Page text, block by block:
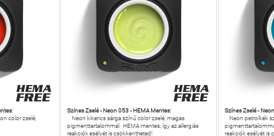
color zselé,
Színes Zselé - Neon 053 - HEMA Mentes:
Neon kikerics sárga színű color zselé, magas
pigmenttartalommal. HEMA mentes, így az allergiás
reakciók esélyét is csökkentheted!
Színes Zselé -
Neon petrolkék
reakciók esélyét is